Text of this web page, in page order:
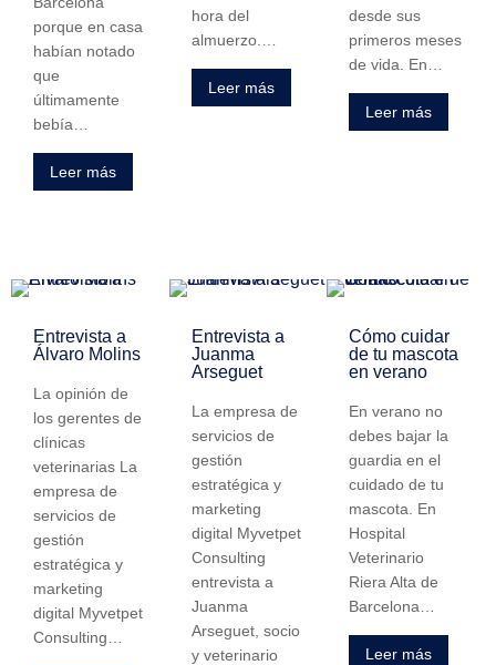
porque en casa
habían notado
que
últimamente
bebía…
Leer más
hora del
almuerzo.…
Leer más
desde sus
primeros meses
de vida. En…
Leer más
Entrevista a
Álvaro Molins
La opinión de
los gerentes de
clínicas
veterinarias La
empresa de
servicios de
gestión
estratégica y
marketing
digital Myvetpet
Consulting…
Entrevista a
Juanma
Arseguet
La empresa de
servicios de
gestión
estratégica y
marketing
digital Myvetpet
Consulting
entrevista a
Juanma
Arseguet, socio
y veterinario
Cómo cuidar
de tu mascota
en verano
En verano no
debes bajar la
guardia en el
cuidado de tu
mascota. En
Hospital
Veterinario
Riera Alta de
Barcelona…
Leer más